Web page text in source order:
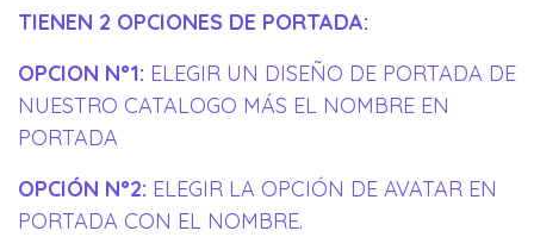
TIENEN 2 OPCIONES DE PORTADA:
OPCION N°1: ELEGIR UN DISEÑO DE PORTADA DE
NUESTRO CATALOGO MÁS EL NOMBRE EN
PORTADA
OPCIÓN N°2: ELEGIR LA OPCIÓN DE AVATAR EN
PORTADA CON EL NOMBRE.